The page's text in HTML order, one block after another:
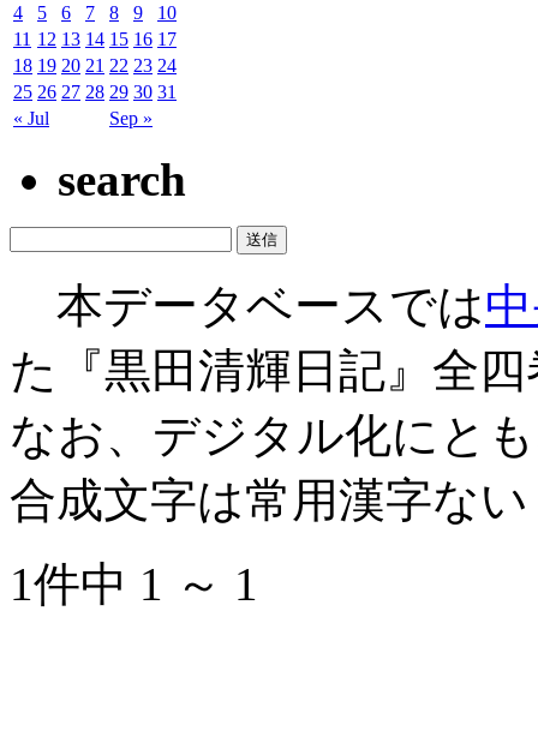
« Jul Sep »
4
5 6 7 8 9
10
11 12 13 14 15 16 17
18 19 20 21 22 23 24
25 26 27 28 29 30 31
search
本データベースでは
た『黒田清輝日記』全
なお、デジタル化にと
合成文字は常用漢字な
1件中 1 ～ 1